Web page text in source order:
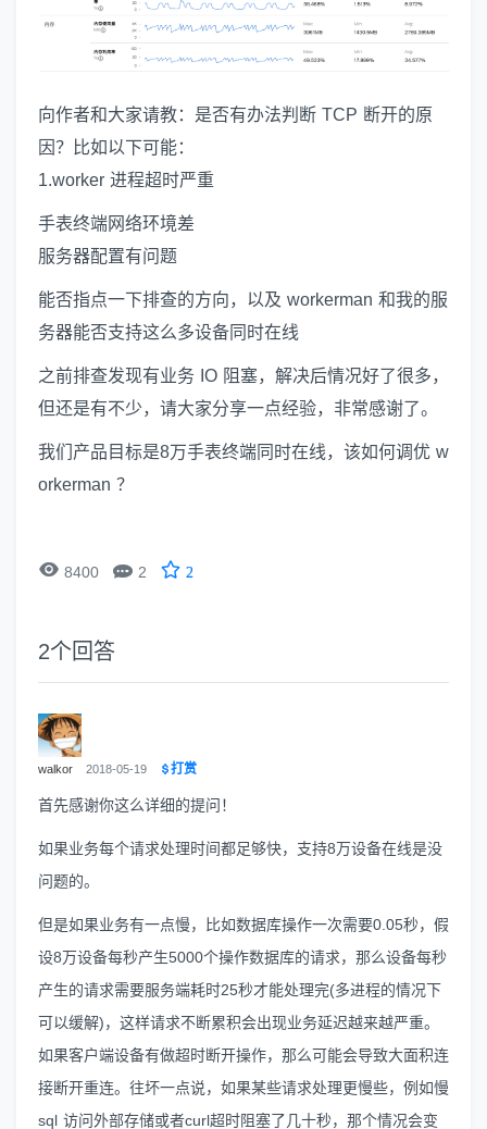
向作者和大家请教：是否有办法判断 TCP 断开的原
因？比如以下可能：
1.worker 进程超时严重
手表终端网络环境差
服务器配置有问题
能否指点一下排查的方向，以及 workerman 和我的服
务器能否支持这么多设备同时在线
之前排查发现有业务 IO 阻塞，解决后情况好了很多，
但还是有不少，请大家分享一点经验，非常感谢了。
我们产品目标是8万手表终端同时在线，该如何调优 w
orkerman ？
 8400  2 2
2个回答
walkor 2018-05-19 打赏
首先感谢你这么详细的提问！
如果业务每个请求处理时间都足够快，支持8万设备在线是没
问题的。
但是如果业务有一点慢，比如数据库操作一次需要0.05秒，假
设8万设备每秒产生5000个操作数据库的请求，那么设备每秒
产生的请求需要服务端耗时25秒才能处理完(多进程的情况下
可以缓解)，这样请求不断累积会出现业务延迟越来越严重。
如果客户端设备有做超时断开操作，那么可能会导致大面积连
接断开重连。往坏一点说，如果某些请求处理更慢些，例如慢
sql 访问外部存储或者curl超时阻塞了几十秒，那个情况会变